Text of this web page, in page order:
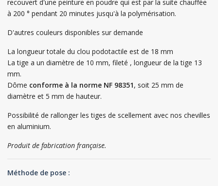
recouvert d'une peinture en poudre qui est par la suite chauffée
à 200 ° pendant 20 minutes jusqu'à la polymérisation.
D'autres couleurs disponibles sur demande
La longueur totale du clou podotactile est de 18 mm
La tige a un diamètre de 10 mm, fileté , longueur de la tige 13
mm.
Dôme conforme à la norme NF 98351, soit 25 mm de
diamètre et 5 mm de hauteur.
Possibilité de rallonger les tiges de scellement avec nos chevilles
en aluminium.
Produit de fabrication française.
Méthode de pose :